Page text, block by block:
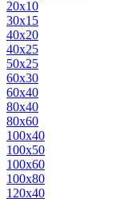
20х10
30х15
40х20
40х25
50х25
60х30
60х40
80х40
80х60
100х40
100х50
100х60
100х80
120х40